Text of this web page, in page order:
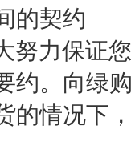
的契约
力保证
约。向绿
的情况下